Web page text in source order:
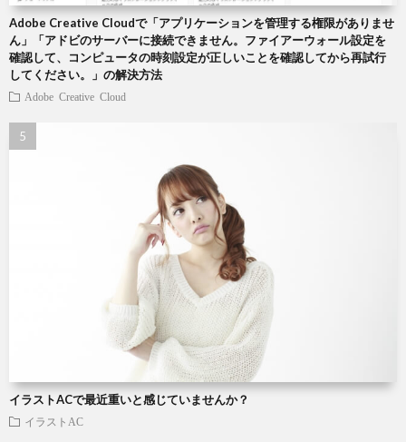
Adobe Creative Cloudで「アプリケーションを管理する権限がありませ
ん」「アドビのサーバーに接続できません。ファイアーウォール設定を
確認して、コンピュータの時刻設定が正しいことを確認してから再試行
してください。」の解決方法
Adobe Creative Cloud
イラストACで最近重いと感じていませんか？
イラストAC